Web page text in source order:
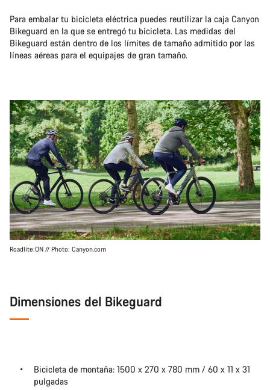
Para embalar tu bicicleta eléctrica puedes reutilizar la caja Canyon
Bikeguard en la que se entregó tu bicicleta. Las medidas del
Bikeguard están dentro de los límites de tamaño admitido por las
líneas aéreas para el equipajes de gran tamaño.
Roadlite:ON // Photo: Canyon.com
Dimensiones del Bikeguard
Bicicleta de montaña: 1500 x 270 x 780 mm / 60 x 11 x 31
pulgadas